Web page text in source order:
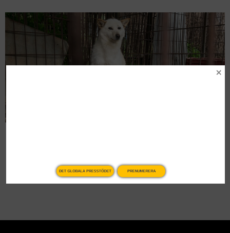
DET GLOBALA PRESSTÖDET PRENUMERERA